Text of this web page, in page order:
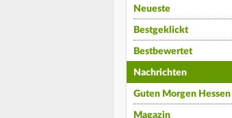
Neueste
Bestgeklickt
Bestbewertet
Nachrichten
Guten Morgen Hessen
Magazin